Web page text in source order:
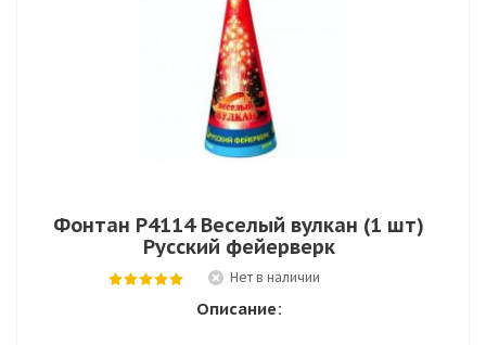
Фонтан Р4114 Веселый вулкан (1 шт)
Русский фейерверк
Нет в наличии
Описание: